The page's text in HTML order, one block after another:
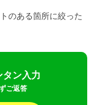
のある箇所に絞った
ン入力
ご返答